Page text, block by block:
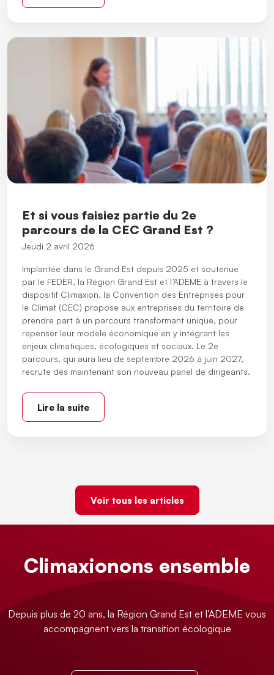
Et si vous faisiez partie du 2e
parcours de la CEC Grand Est ?
Jeudi 2 avril 2026
Implantée dans le Grand Est depuis 2025 et soutenue
par le FEDER, la Région Grand Est et l’ADEME à travers le
dispositif Climaxion, la Convention des Entreprises pour
le Climat (CEC) propose aux entreprises du territoire de
prendre part à un parcours transformant unique, pour
repenser leur modèle économique en y intégrant les
enjeux climatiques, écologiques et sociaux. Le 2e
parcours, qui aura lieu de septembre 2026 à juin 2027,
recrute dès maintenant son nouveau panel de dirigeants.
Lire la suite
Voir tous les articles
Climaxionons ensemble
Depuis plus de 20 ans, la Région Grand Est et l’ADEME vous
accompagnent vers la transition écologique